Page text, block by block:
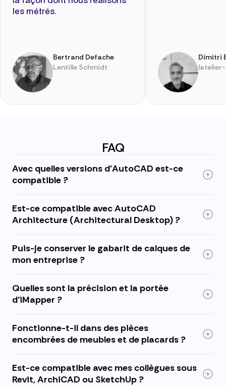
les métrés.
Bertrand Defache
Lentille Schmidt
Dimitri
FAQ
Avec quelles versions d'AutoCAD est-ce
compatible ?
Est-ce compatible avec AutoCAD
Architecture (Architectural Desktop) ?
Puis-je conserver le gabarit de calques de
mon entreprise ?
Quelles sont la précision et la portée
d'iMapper ?
Fonctionne-t-il dans des pièces
encombrées de meubles et de placards ?
Est-ce compatible avec mes collègues sous
Revit, ArchiCAD ou SketchUp ?